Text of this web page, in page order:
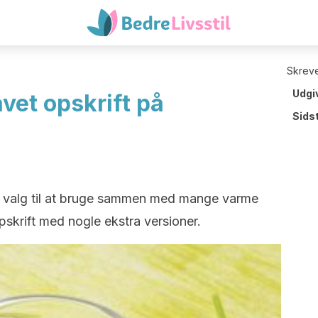
opskrift på
til at bruge sammen med mange varme
med nogle ekstra versioner.